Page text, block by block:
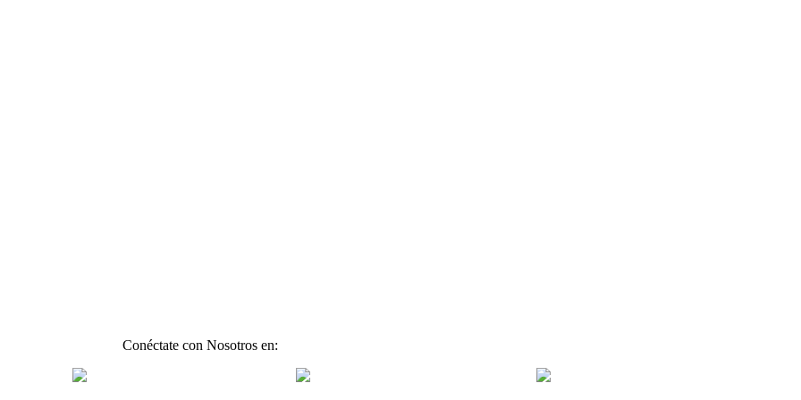
Conéctate con Nosotros en: